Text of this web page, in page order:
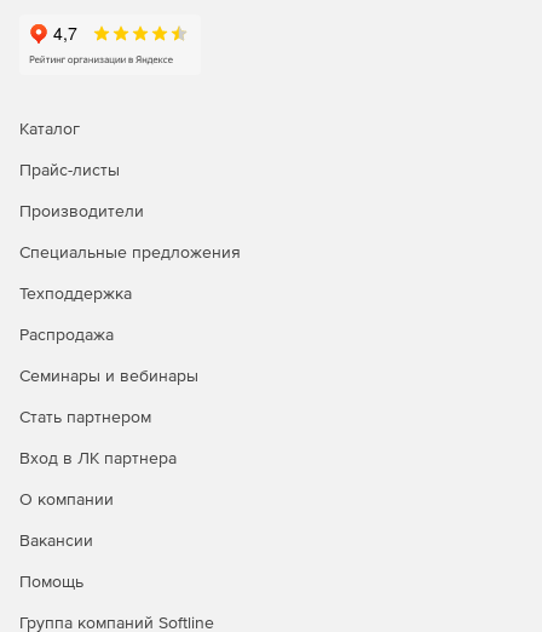
Каталог
Прайс-листы
Производители
Специальные предложения
Техподдержка
Распродажа
Семинары и вебинары
Стать партнером
Вход в ЛК партнера
О компании
Вакансии
Помощь
Группа компаний Softline